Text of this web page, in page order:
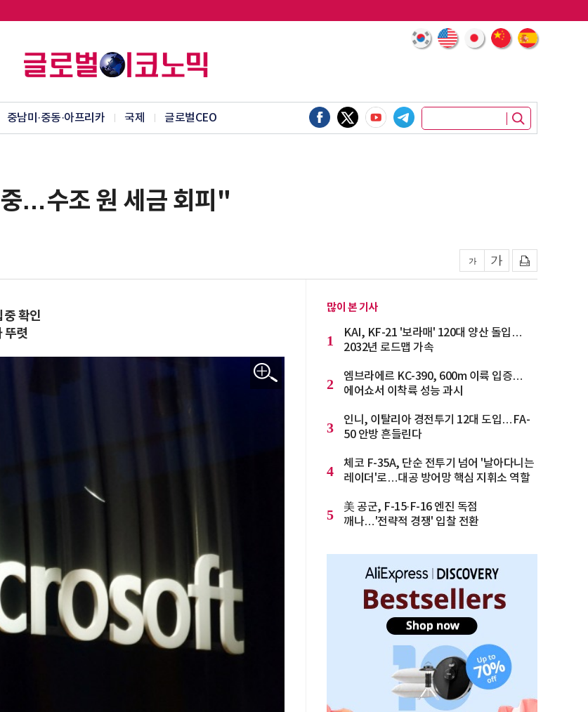
중남미·중동·아프리카 국제 글로벌CEO
…수조 원 세금 회피"
확인
뚜렷
많이 본 기사
1
KAI, KF-21 '보라매' 120대 양산 돌입…
2032년 로드맵 가속
2
엠브라에르 KC-390, 600m 이륙 입증…
에어쇼서 이착륙 성능 과시
3
인니, 이탈리아 경전투기 12대 도입…FA-
50 안방 흔들린다
4
체코 F-35A, 단순 전투기 넘어 '날아다니는
레이더'로…대공 방어망 핵심 지휘소 역할
5
美 공군, F-15·F-16 엔진 독점
깨나…'전략적 경쟁' 입찰 전환